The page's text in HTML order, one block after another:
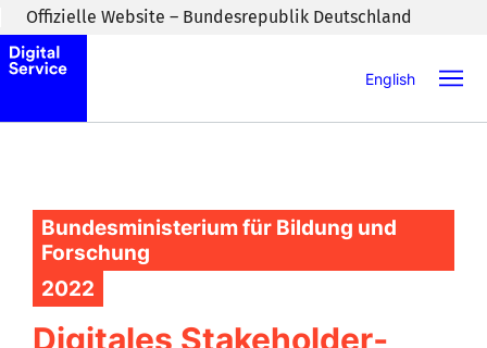
Zum Inhaltsbereich wechseln
Offizielle Website – Bundesrepublik Deutschland
English
Bundesministerium für Bildung und
Forschung
2022
Digitales Stakeholder­